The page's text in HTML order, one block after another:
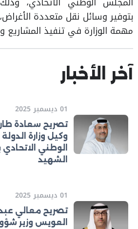
بتوفير وسائل نقل متعددة
مهمة الوزارة في تنفيذ المشاريع
آخر الأخبار
01 ديسمبر 2025
تصريح سعادة
وكيل وزارة
الوطني
الشهيد
01 ديسمبر 2025
تصريح معالي
العويس وزير